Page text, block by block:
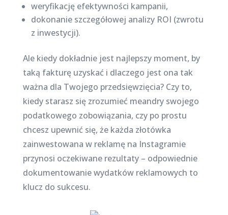
weryfikację efektywności kampanii,
dokonanie szczegółowej analizy ROI (zwrotu
z inwestycji).
Ale kiedy dokładnie jest najlepszy moment, by
taką fakturę uzyskać i dlaczego jest ona tak
ważna dla Twojego przedsięwzięcia? Czy to,
kiedy starasz się zrozumieć meandry swojego
podatkowego zobowiązania, czy po prostu
chcesz upewnić się, że każda złotówka
zainwestowana w reklamę na Instagramie
przynosi oczekiwane rezultaty – odpowiednie
dokumentowanie wydatków reklamowych to
klucz do sukcesu.